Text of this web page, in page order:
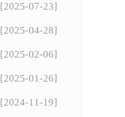
[2025-07-23]
[2025-04-28]
[2025-02-06]
[2025-01-26]
[2024-11-19]